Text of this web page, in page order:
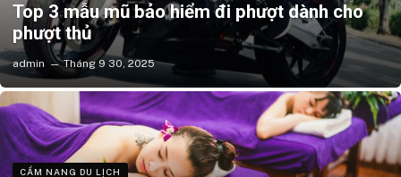
Top 3 mẫu mũ bảo hiểm đi phượt dành cho
phượt thủ
admin Tháng 9 30, 2025
CẨM NANG DU LỊCH